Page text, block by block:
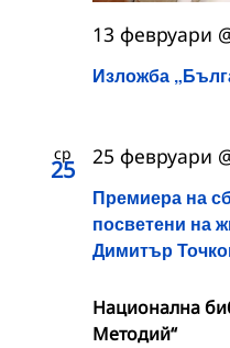
Изложба
13 февруари
ср
25
Премиера на
посветени на
Димитър
25 февруари
Национална
Методий“